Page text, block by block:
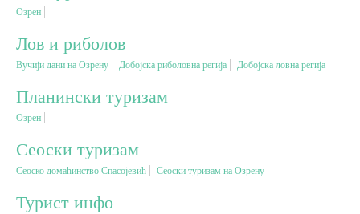
Гастрономија
Лов и риболов
Сеоски туризам
Омладински туризам
Дестинације
Озрен
Лов и риболов
Вучији дани на Озрену Добојска риболовна регија Добојска ловна регија
Планински туризам
Озрен
Сеоски туризам
Сеоско домаћинство Спасојевић Сеоски туризам на Озрену
Турист инфо